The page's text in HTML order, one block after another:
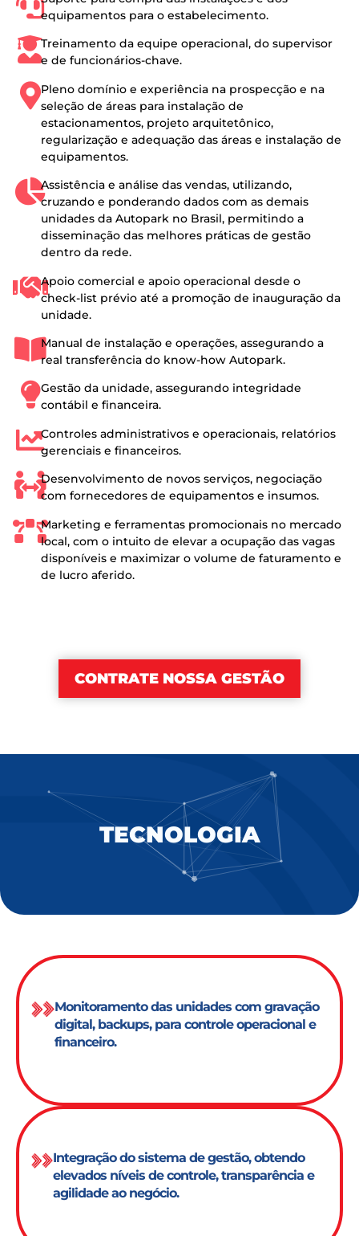
equipamentos para o estabelecimento.
Treinamento da equipe operacional, do supervisor
e de funcionários-chave.
Pleno domínio e experiência na prospecção e na
seleção de áreas para instalação de
estacionamentos, projeto arquitetônico,
regularização e adequação das áreas e instalação de
equipamentos.
Assistência e análise das vendas, utilizando,
cruzando e ponderando dados com as demais
unidades da Autopark no Brasil, permitindo a
disseminação das melhores práticas de gestão
dentro da rede.
Apoio comercial e apoio operacional desde o
check-list prévio até a promoção de inauguração da
unidade.
Manual de instalação e operações, assegurando a
real transferência do know-how Autopark.
Gestão da unidade, assegurando integridade
contábil e financeira.
Controles administrativos e operacionais, relatórios
gerenciais e financeiros.
Desenvolvimento de novos serviços, negociação
com fornecedores de equipamentos e insumos.
Marketing e ferramentas promocionais no mercado
local, com o intuito de elevar a ocupação das vagas
disponíveis e maximizar o volume de faturamento e
de lucro aferido.
CONTRATE NOSSA GESTÃO
TECNOLOGIA
Monitoramento das unidades com gravação
digital, backups, para controle operacional e
financeiro.
Integração do sistema de gestão, obtendo
elevados níveis de controle, transparência e
agilidade ao negócio.